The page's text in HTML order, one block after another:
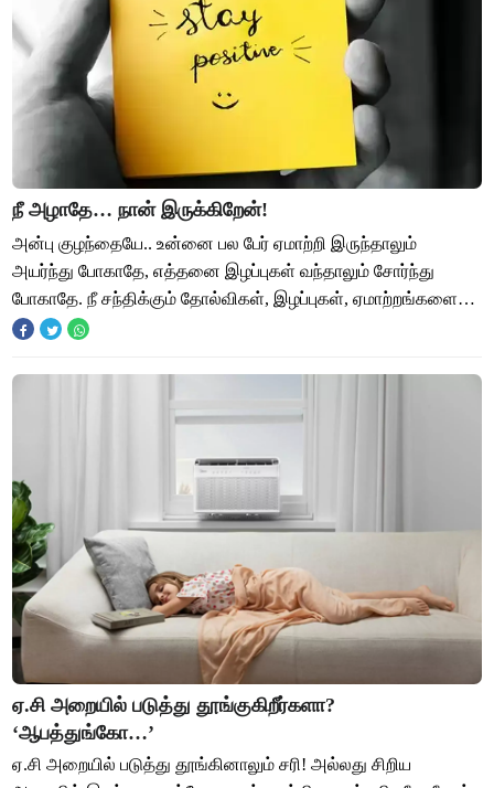
நீ அழாதே… நான் இருக்கிறேன்!
அன்பு குழந்தையே.. உன்னை பல பேர் ஏமாற்றி இருந்தாலும்
அயர்ந்து போகாதே, எத்தனை இழப்புகள் வந்தாலும் சோர்ந்து
போகாதே. நீ சந்திக்கும் தோல்விகள், இழப்புகள், ஏமாற்றங்களை
போல இரண்டு மடங்கான வெகுமதிகளை பெற போக
ஏ.சி அறையில் படுத்து தூங்குகிறீர்களா?
‘ஆபத்துங்கோ…’
ஏ.சி அறையில் படுத்து தூங்கினாலும் சரி! அல்லது சிறிய